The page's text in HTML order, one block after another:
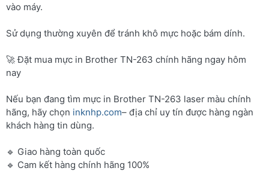
vào máy.
Sử dụng thường xuyên để tránh khô mực hoặc bám dính.
🚀 Đặt mua mực in Brother TN-263 chính hãng ngay hôm
nay
Nếu bạn đang tìm mực in Brother TN-263 laser màu chính
hãng, hãy chọn inknhp.com– địa chỉ uy tín được hàng ngàn
khách hàng tin dùng.
🔹 Giao hàng toàn quốc
🔹 Cam kết hàng chính hãng 100%